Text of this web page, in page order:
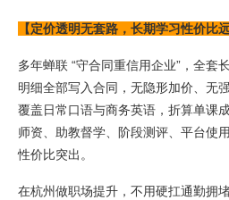
【定价透明无套路，长期学习性价比
多年蝉联 “守合同重信用企业”，全套
明细全部写入合同，无隐形加价、无
覆盖日常口语与商务英语，折算单课
师资、助教督学、阶段测评、平台使
性价比突出。
在杭州做职场提升，不用硬扛通勤拥